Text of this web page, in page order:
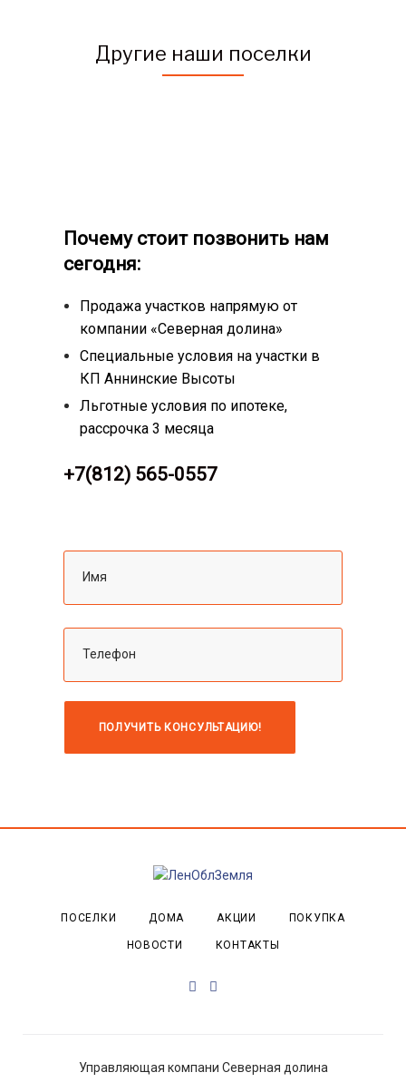
Другие наши поселки
Почему стоит позвонить нам
сегодня:
Продажа участков напрямую от
компании «Северная долина»
Специальные условия на участки в
КП Аннинские Высоты
Льготные условия по ипотеке,
рассрочка 3 месяца
+7(812) 565-0557
ПОСЕЛКИ ДОМА АКЦИИ ПОКУПКА
НОВОСТИ КОНТАКТЫ
Управляющая компани Северная долина